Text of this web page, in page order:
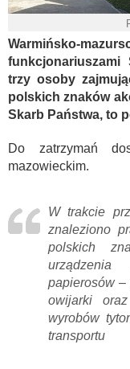
Warmińsko-
funkcjonariuszami
trzy osoby
polskich znaków
Skarb Państwa, to
Do zatrzymań
mazowieckim.
W trakcie
znaleziono
polskich
papierosów –
owijarki
wyrobów
transportu